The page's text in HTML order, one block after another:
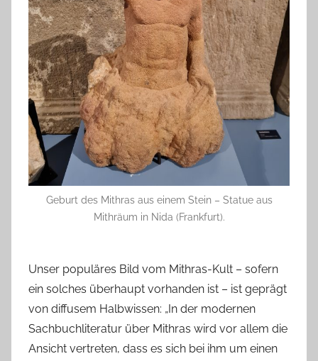
Geburt des Mithras aus einem Stein – Statue aus
Mithräum in Nida (Frankfurt).
Unser populäres Bild vom Mithras-Kult – sofern
ein solches überhaupt vorhanden ist – ist geprägt
von diffusem Halbwissen: „In der modernen
Sachbuchliteratur über Mithras wird vor allem die
Ansicht vertreten, dass es sich bei ihm um einen